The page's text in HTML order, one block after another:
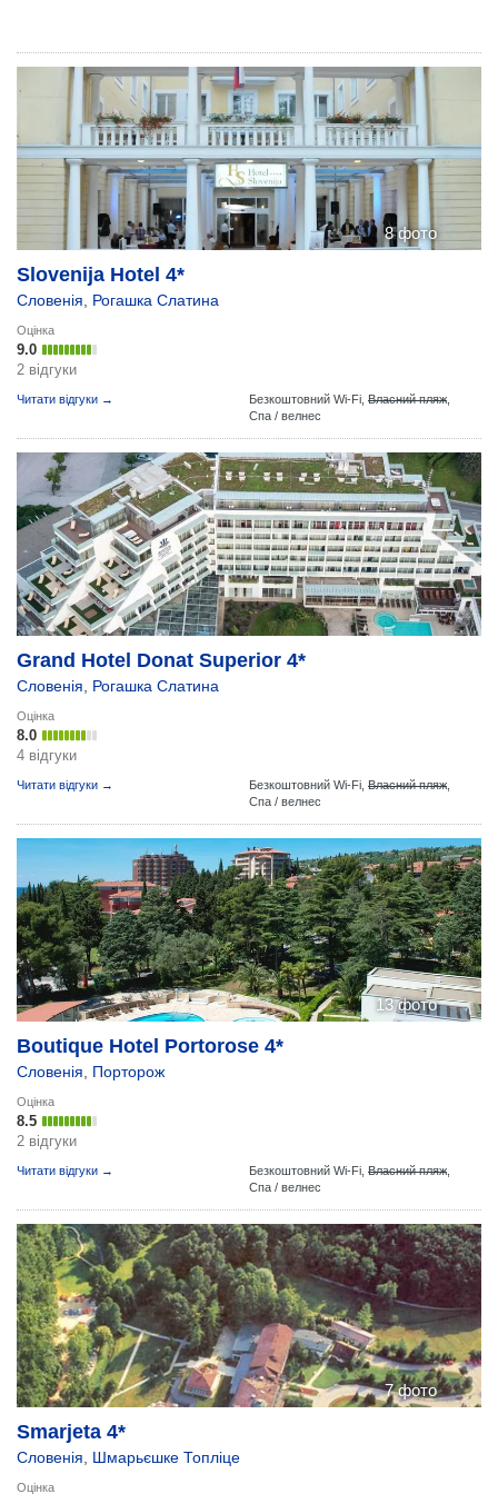
8 фото
Slovenija Hotel 4*
Словенія Рогашка Слатина
Оцінка
9.0
2 відгуки
Читати відгуки → Безкоштовний Wi-Fi, Власний пляж
Спа / велнес
Grand Hotel Donat Superior 4*
Словенія Рогашка Слатина
Оцінка
8.0
4 відгуки
Читати відгуки → Безкоштовний Wi-Fi, Власний пляж
Спа / велнес
13 фото
Boutique Hotel Portorose 4*
Словенія Порторож
Оцінка
8.5
2 відгуки
Читати відгуки → Безкоштовний Wi-Fi, Власний пляж
Спа / велнес
7 фото
Smarjeta 4*
Словенія Шмарьєшке Топліце
Оцінка